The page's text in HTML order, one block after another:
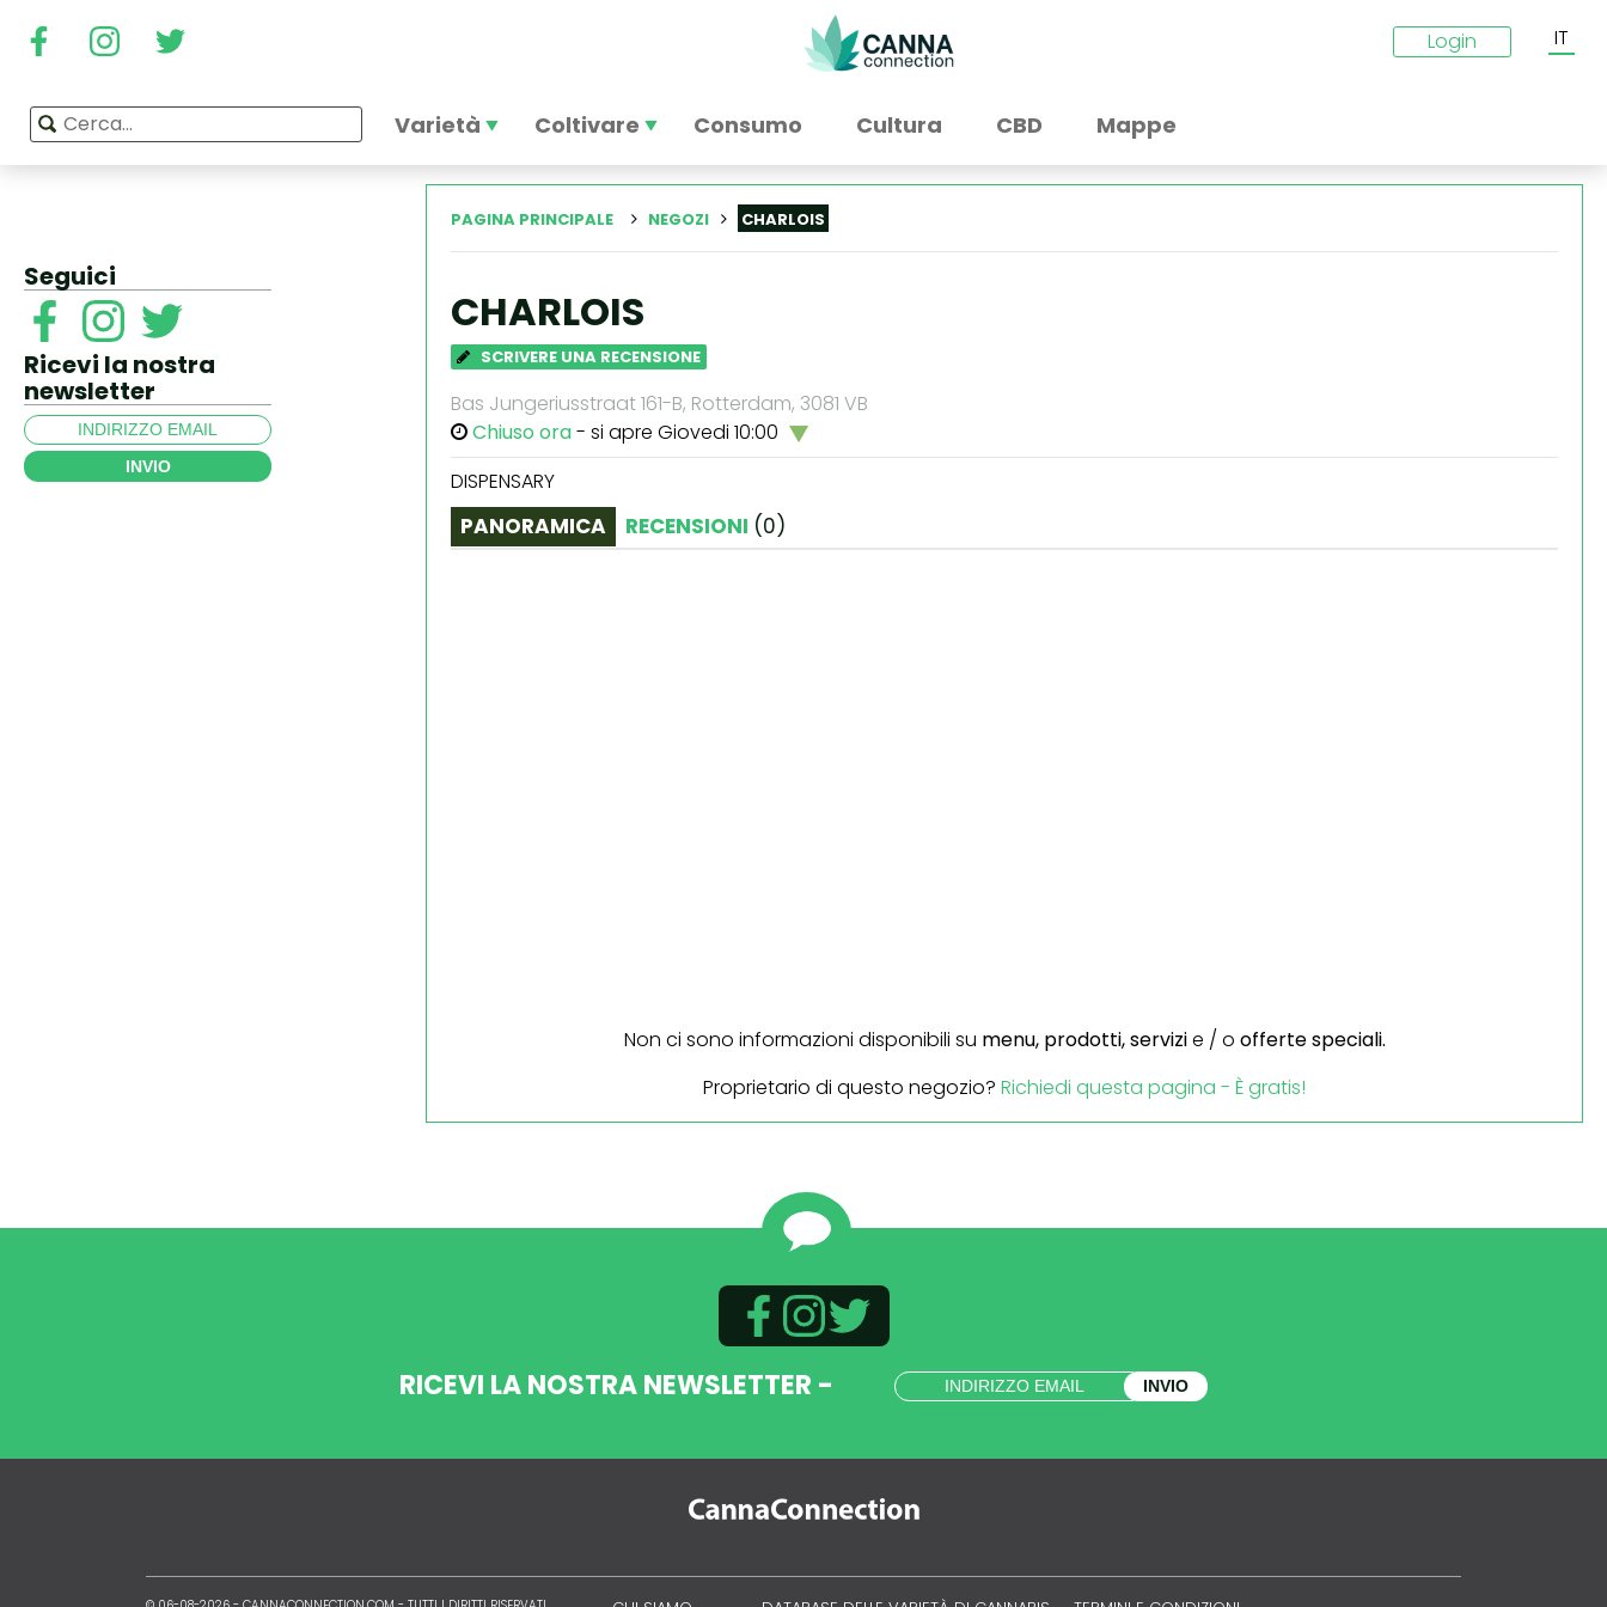
Login IT
Varietà Coltivare Consumo Cultura CBD Mappe
Seguici
Ricevi la nostra
newsletter
INVIO
PAGINA PRINCIPALE NEGOZI CHARLOIS
CHARLOIS
SCRIVERE UNA RECENSIONE
Bas Jungeriusstraat 161-B, Rotterdam, 3081 VB
Chiuso ora- si apre Giovedi 10:00
DISPENSARY
PANORAMICA RECENSIONI (0)
Non ci sono informazioni disponibili su menu, prodotti,servizie / o offerte speciali.
Proprietario di questo negozio? Richiedi questa pagina - È gratis!
RICEVI LA NOSTRA NEWSLETTER - INVIO